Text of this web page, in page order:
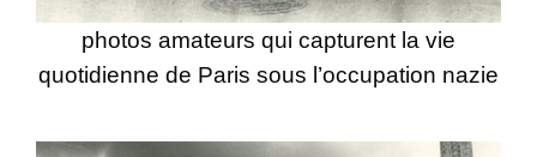
photos amateurs qui capturent la vie
quotidienne de Paris sous l’occupation nazie